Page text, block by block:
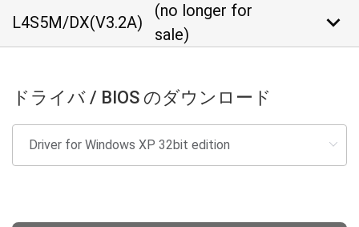
L4S5M/DX(V3.2A)
(no longer for
sale)
keyboard_arrow_down
ドライバ / BIOS のダウンロード